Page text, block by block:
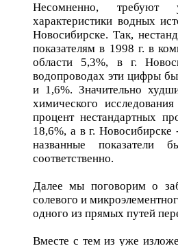
Несомненно, требуют
характеристики водных
Новосибирске. Так,
показателям в 1998 г. в
области 5,3%, в г.
водопроводах эти цифры
и 1,6%. Значительно
химического
процент нестандартных
18,6%, а в г.
названные
соответственно.
Далее мы поговорим о
солевого и
одного из прямых путей
Вместе с тем из уже